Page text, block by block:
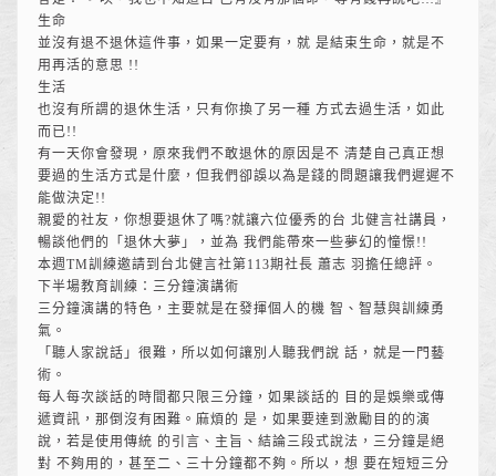
生命
並沒有退不退休這件事，如果一定要有，就 是結束生命，就是不
用再活的意思 !!
生活
也沒有所謂的退休生活，只有你換了另一種 方式去過生活，如此
而已!!
有一天你會發現，原來我們不敢退休的原因是不 清楚自己真正想
要過的生活方式是什麼，但我們卻誤以為是錢的問題讓我們遲遲不
能做決定!!
親愛的社友，你想要退休了嗎?就讓六位優秀的台 北健言社講員，
暢談他們的「退休大夢」，並為 我們能帶來一些夢幻的憧憬!!
本週TM訓練邀請到台北健言社第113期社長 蕭志 羽擔任總評。
下半場教育訓練：三分鐘演講術
三分鐘演講的特色，主要就是在發揮個人的機 智、智慧與訓練勇
氣。
「聽人家說話」很難，所以如何讓別人聽我們說 話，就是一門藝
術。
每人每次談話的時間都只限三分鐘，如果談話的 目的是娛樂或傳
遞資訊，那倒沒有困難。麻煩的 是，如果要達到激勵目的的演
說，若是使用傳統 的引言、主旨、結論三段式說法，三分鐘是絕
對 不夠用的，甚至二、三十分鐘都不夠。所以，想 要在短短三分